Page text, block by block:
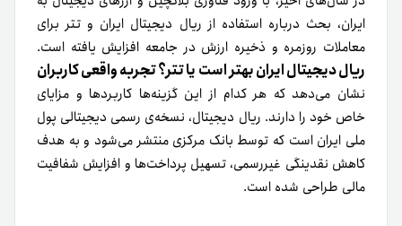
ایران، بحث درباره استفاده از ریال دیجیتال ایران و تتر برای
معاملات روزمره و ذخیره ارزش در جامعه افزایش یافته است.
ریال دیجیتال ایران بهتر است یا تتر؟ تجربه واقعی کاربران
نشان می‌دهد که هر کدام از این گزینه‌ها کاربردها و مزایای
خاص خود را دارند. ریال دیجیتال، نسخه‌ی رسمی دیجیتالی پول
ملی ایران است که توسط بانک مرکزی منتشر می‌شود و به هدف
کاهش نقدینگی غیررسمی، تسهیل پرداخت‌ها و افزایش شفافیت
مالی طراحی شده است.